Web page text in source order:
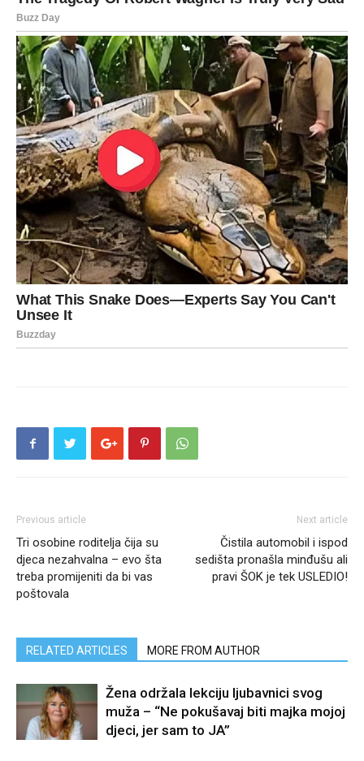
Previous article
Tri osobine roditelja čija su
djeca nezahvalna – evo šta
treba promijeniti da bi vas
poštovala
Next article
Čistila automobil i ispod
sedišta pronašla minđušu ali
pravi ŠOK je tek USLEDIO!
RELATED ARTICLES MORE FROM AUTHOR
Žena održala lekciju ljubavnici svog
muža – “Ne pokušavaj biti majka mojoj
djeci, jer sam to JA”